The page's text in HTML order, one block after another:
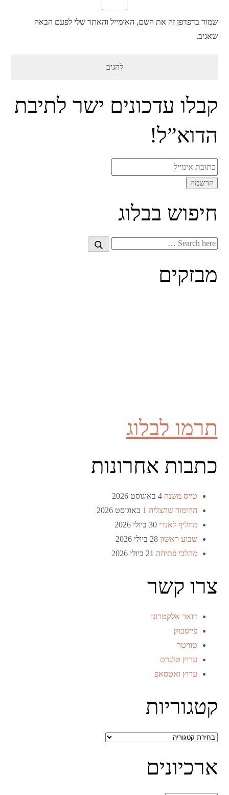
שמור בדפדפן זה את השם, האימייל והאתר שלי לפעם הבאה
שאגיב.
קבלו עדכונים ישר לתיבת
הדוא”ל!
חיפוש בבלוג
Search
Search
מבזקים
תרמו לבלוג
כתבות אחרונות
טייס משנה 4 באוגוסט 2026
ההימור שהצליח 1 באוגוסט 2026
מחליף לאנדי 30 ביולי 2026
שבוע ראשון 28 ביולי 2026
מהלכי פתיחה 21 ביולי 2026
צרו קשר
דואר אלקטרוני
פייסבוק
טוויטר
ערוץ טלגרם
ערוץ ואטסאפ
קטגוריות
קטגוריות
ארכיונים